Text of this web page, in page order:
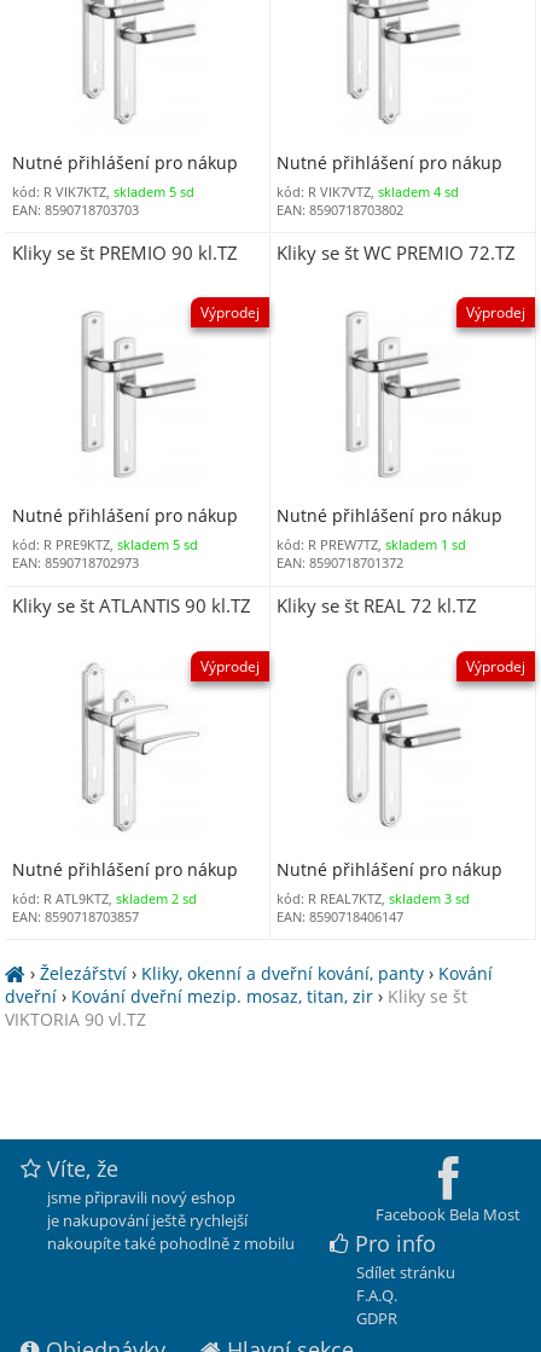
Nutné přihlášení pro nákup
kód: R VIK7KTZ, skladem 5 sd
EAN: 8590718703703
Nutné přihlášení pro nákup
kód: R VIK7VTZ,skladem 4 sd
EAN: 8590718703802
Kliky se št PREMIO 90 kl.TZ
Výprodej
Nutné přihlášení pro nákup
kód: R PRE9KTZ, skladem 5 sd
EAN: 8590718702973
Kliky se št WC PREMIO 72.TZ
Výprodej
Nutné přihlášení pro nákup
kód: R PREW7TZ,skladem 1 sd
EAN: 8590718701372
Kliky se št ATLANTIS 90 kl.TZ
Výprodej
Nutné přihlášení pro nákup
kód: R ATL9KTZ, skladem 2 sd
EAN: 8590718703857
Kliky se št REAL 72 kl.TZ
Výprodej
Nutné přihlášení pro nákup
kód: R REAL7KTZ,skladem 3 sd
EAN: 8590718406147
›Železářství › Kliky, okenní a dveřní kování, panty › Kování
dveřní › Kování dveřní mezip. mosaz, titan, zir › Kliky se št
VIKTORIA 90 vl.TZ
Facebook Bela Most
Víte, že
jsme připravili nový eshop
je nakupování ještě rychlejší
nakoupíte také pohodlně z mobilu
Pro info
Sdílet stránku
F.A.Q.
GDPR